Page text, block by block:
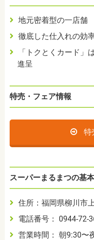
地元密着型の一店舗
徹底した仕入れの効
「トクとくカード」
進呈
特売・フェア情報
特
スーパーまるまつの基
住所：福岡県柳川市
電話番号： 0944-72-
営業時間： 朝9:30